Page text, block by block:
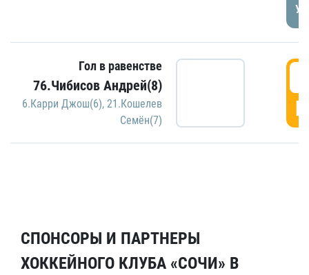
Гол в равенстве
76.Чибисов Андрей(8)
6.Карри Джош(6), 21.Кошелев
Семён(7)
СПОНСОРЫ И ПАРТНЕРЫ
ХОККЕЙНОГО КЛУБА «СОЧИ» В